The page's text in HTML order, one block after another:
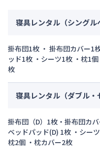
寝具レンタル（シングル
掛布団1枚 ・ 掛布団カバー1
ッド1枚 ・シーツ1枚 ・枕1
枚
寝具レンタル（ダブル・
掛布団（D）1枚・掛布団カバ
ベッドパッド(D) 1枚 ・シー
枕2個 ・枕カバー2枚